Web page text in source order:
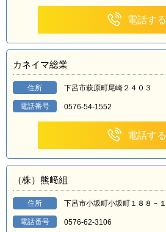
電話する
カネイマ総業
住所 下呂市萩原町尾崎２４０３
電話番号 0576-54-1552
電話する
（株）熊﨑組
住所 下呂市小坂町小坂町１８８－１
電話番号 0576-62-3106